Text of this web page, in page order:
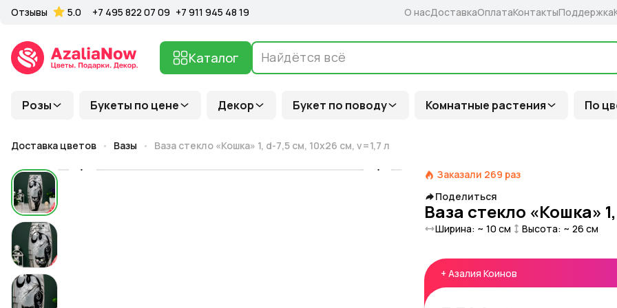
Розы Букеты по цене Декор Букет по поводу Комнатные растения По
Каталог
Отзывы 5.0 +7 495 822 07 09 +7 911 945 48 19 О насДоставкаОплатаКонтактыПоддержка
Доставка цветов Вазы Ваза стекло «Кошка» 1, d-7,5 см, 10х26 см, v=1,7 л
Заказали 269 раз
Поделиться
Ваза стекло «Кошка»
Ширина: ~ 10 см Высота: ~ 26 см
+ Азалия Коинов